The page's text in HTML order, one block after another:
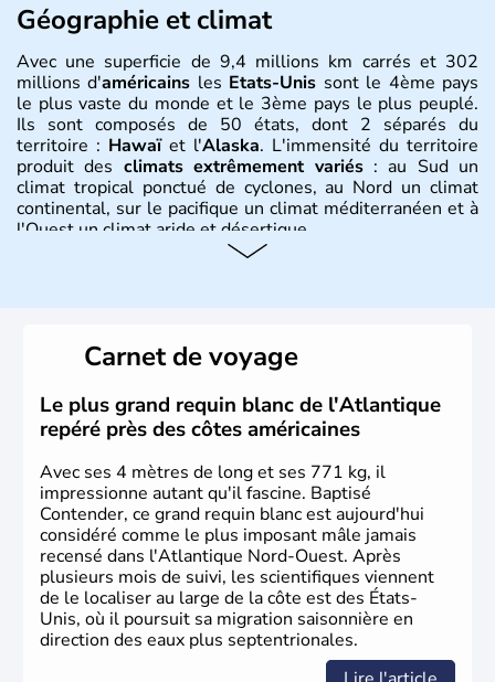
Géographie et climat
Avec une superficie de 9,4 millions km carrés et 302
millions d'américains les Etats-Unis sont le 4ème pays
le plus vaste du monde et le 3ème pays le plus peuplé.
Ils sont composés de 50 états, dont 2 séparés du
territoire : Hawaïet l'Alaska. L'immensité du territoire
produit des climats extrêmement variés: au Sud un
climat tropical ponctué de cyclones, au Nord un climat
continental, sur le pacifique un climat méditerranéen et à
l'Ouest un climat aride et désertique.
Plusieurs populations se sont succédées avant l'arrivée
des européens, suite à la découverte du continent par
Christophe Colomb en 1492. Les 13 colonies
britanniques proclament la Déclaration d'indépendance
en 1776 et adoptent leur première constitution en 1787.
La conquête de l'Ouest marque ensuite l'entrée dans une
phase de développement intense.
Carnet de voyage
Le plus grand requin blanc de l'Atlantique
repéré près des côtes américaines
Avec ses 4 mètres de long et ses 771 kg, il
impressionne autant qu'il fascine. Baptisé
Contender, ce grand requin blanc est aujourd'hui
considéré comme le plus imposant mâle jamais
recensé dans l'Atlantique Nord-Ouest. Après
plusieurs mois de suivi, les scientifiques viennent
de le localiser au large de la côte est des États-
Unis, où il poursuit sa migration saisonnière en
direction des eaux plus septentrionales.